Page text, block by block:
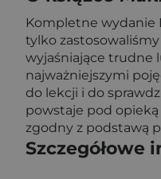
Kompletne wydanie
tylko
wyjaśniające trudne
najważniejszymi
do lekcji i do
powstaje pod
zgodny z podstawą
Szczegółowe